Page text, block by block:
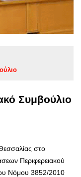
Συμβούλιο
στο
Περιφερειακού
Νόμου 3852/2010